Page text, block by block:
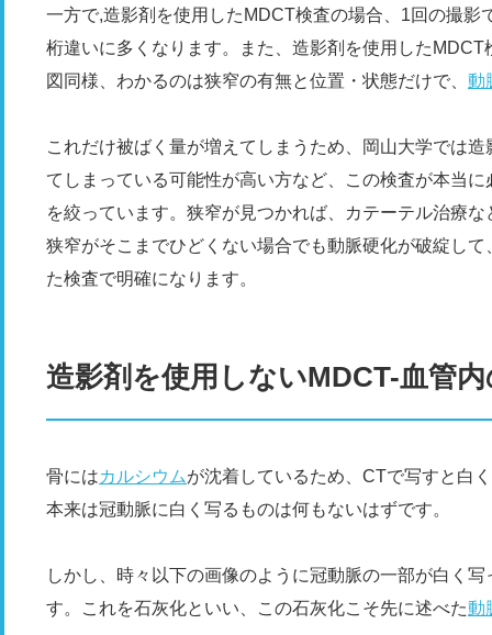
一方で,造影剤を使用したMDCT検査の場合、1回の撮
桁違いに多くなります。また、造影剤を使用した
図同様、わかるのは狭窄の有無と位置・状態だけで、 動
これだけ被ばく量が増えてしまうため、岡山大学では
てしまっている可能性が高い方など、この検査が本当
を絞っています。狭窄が見つかれば、カテーテル治療
狭窄がそこまでひどくない場合でも動脈硬化が破綻し
た検査で明確になります。
造影剤を使用しないMDCT-血管
骨にはカルシウムが沈着しているため、CTで写すと白
本来は冠動脈に白く写るものは何もないはずです。
しかし、時々以下の画像のように冠動脈の一部が白く
す。これを石灰化といい、この石灰化こそ先に述べた動